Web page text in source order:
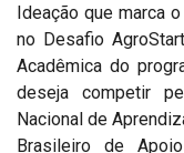
Ideação que marca
no Desafio
Acadêmica do
deseja competir
Nacional de
Brasileiro de